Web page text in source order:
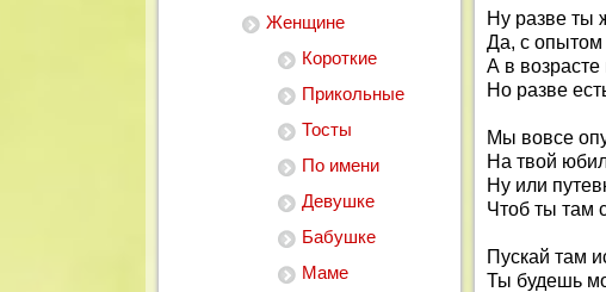
Женщине
Короткие
Прикольные
Тосты
По имени
Девушке
Бабушке
Маме
Ну разве ты
Да, с опытом
А в
Но разве
Мы вовсе
На твой
Ну или
Чтоб ты там
Пускай там
Ты будешь